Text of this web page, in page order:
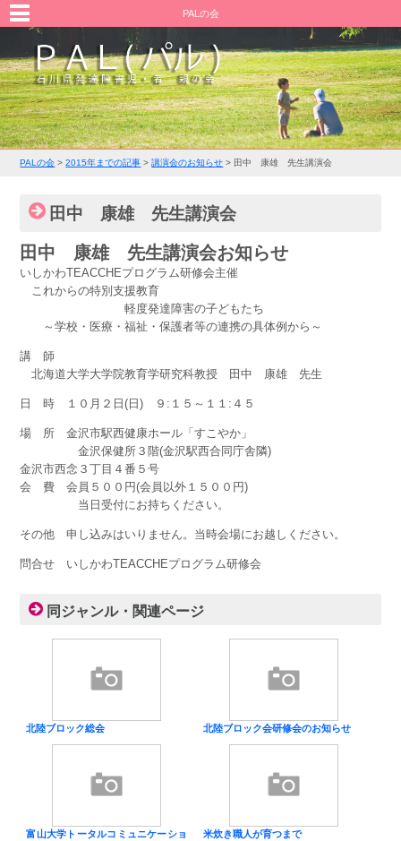
PALの会
PALの会 >2015年までの記事 >講演会のお知らせ > 田中 康雄 先生講演会
田中 康雄 先生講演会
田中 康雄 先生講演会お知らせ
いしかわTEACCHEプログラム研修会主催
これからの特別支援教育
軽度発達障害の子どもたち
～学校・医療・福祉・保護者等の連携の具体例から～
講 師
北海道大学大学院教育学研究科教授 田中 康雄 先生
日 時 １０月２日(日) ９:１５～１１:４５
場 所 金沢市駅西健康ホール「すこやか」
金沢保健所３階(金沢駅西合同庁舎隣)
金沢市西念３丁目４番５号
会 費 会員５００円(会員以外１５００円)
当日受付にお持ちください。
その他 申し込みはいりません。当時会場にお越しください。
問合せ いしかわTEACCHEプログラム研修会
同ジャンル・関連ページ
北陸ブロック総会 北陸ブロック会研修会のお知らせ
富山大学トータルコミュニケーショ
米炊き職人が育つまで